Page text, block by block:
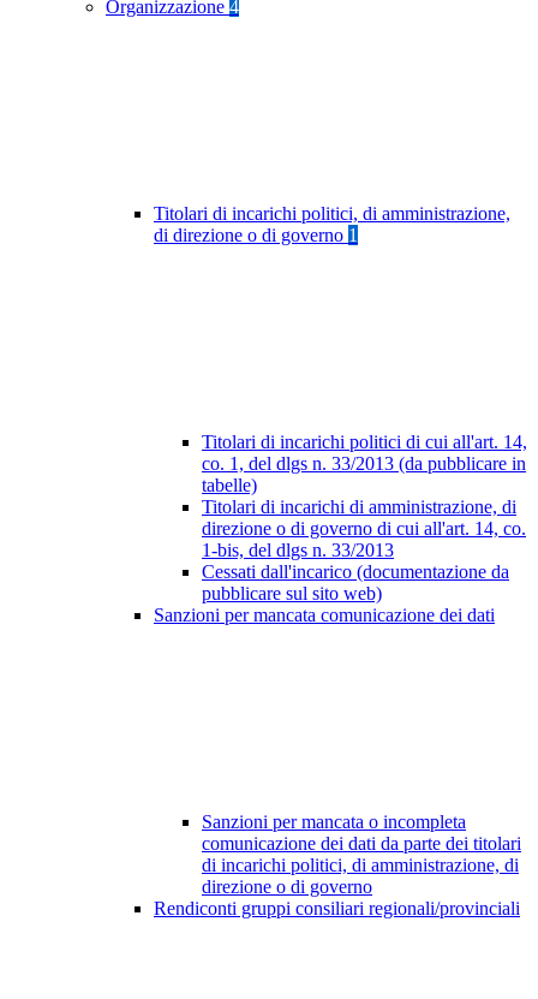
Organizzazione 4
Titolari di incarichi politici, di amministrazione,
di direzione o di governo 1
Titolari di incarichi politici di cui all'art. 14,
co. 1, del dlgs n. 33/2013 (da pubblicare in
tabelle)
Titolari di incarichi di amministrazione, di
direzione o di governo di cui all'art. 14, co.
1-bis, del dlgs n. 33/2013
Cessati dall'incarico (documentazione da
pubblicare sul sito web)
Sanzioni per mancata comunicazione dei dati
Sanzioni per mancata o incompleta
comunicazione dei dati da parte dei titolari
di incarichi politici, di amministrazione, di
direzione o di governo
Rendiconti gruppi consiliari regionali/provinciali